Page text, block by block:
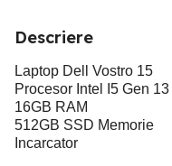
Descriere
Laptop Dell Vostro 15
Procesor Intel I5 Gen 13
16GB RAM
512GB SSD Memorie
Incarcator